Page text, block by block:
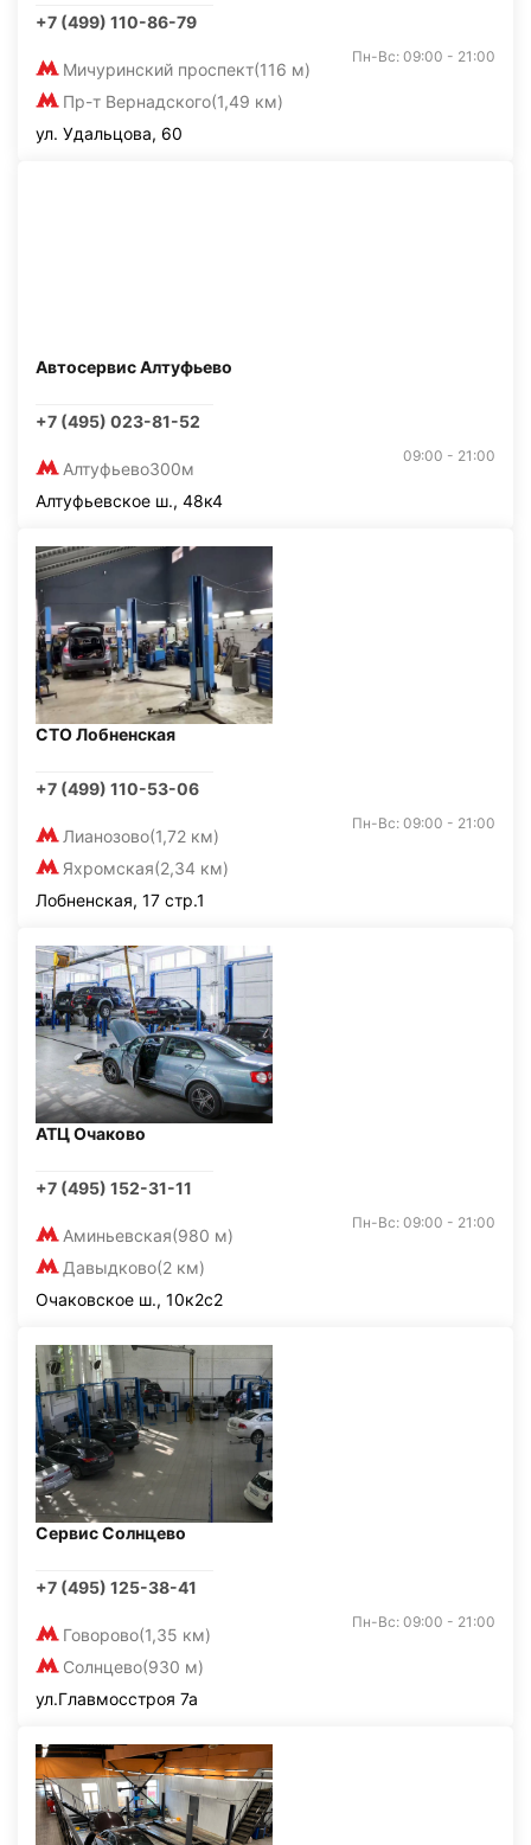
+7 (499) 110-86-79
Мичуринский проспект(116 м)
Пр-т Вернадского(1,49 км)
Пн-Вс: 09:00 - 21:00
ул. Удальцова, 60
Автосервис Алтуфьево
+7 (495) 023-81-52
Алтуфьево300м
09:00 - 21:00
Алтуфьевское ш., 48к4
СТО Лобненская
+7 (499) 110-53-06
Лианозово(1,72 км)
Яхромская(2,34 км)
Пн-Вс: 09:00 - 21:00
Лобненская, 17 стр.1
АТЦ Очаково
+7 (495) 152-31-11
Аминьевская(980 м)
Давыдково(2 км)
Пн-Вс: 09:00 - 21:00
Очаковское ш., 10к2с2
Сервис Солнцево
+7 (495) 125-38-41
Говорово(1,35 км)
Солнцево(930 м)
Пн-Вс: 09:00 - 21:00
ул.Главмосстроя 7а